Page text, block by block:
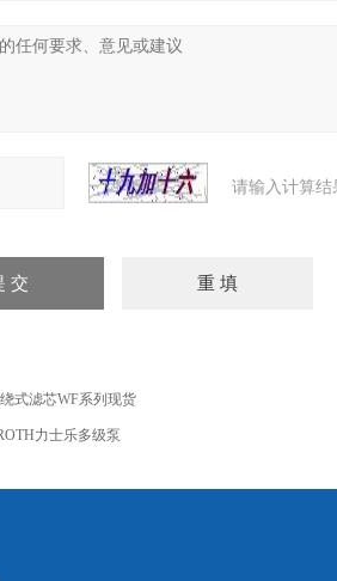
请输入计算
式滤芯WF系列现货
力士乐多级泵